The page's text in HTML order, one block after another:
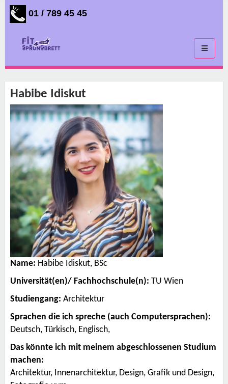
01 / 789 45 45
Toggle
Habibe Idiskut
Name: Habibe Idiskut, BSc
Universität(en)/ Fachhochschule(n): TU Wien
Studiengang: Architektur
Sprachen die ich spreche (auch Computersprachen):
Deutsch, Türkisch, Englisch,
Das könnte ich mit meinem abgeschlossenen Studium
machen:
Architektur, Innenarchitektur, Design, Grafik und Design,